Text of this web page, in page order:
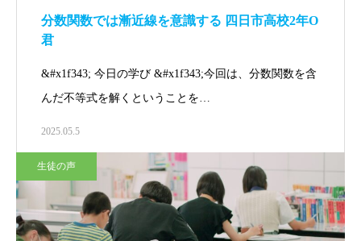
分数関数では漸近線を意識する 四日市高校2年O
君
&#x1f343; 今日の学び &#x1f343;今回は、分数関数を含
んだ不等式を解くということを…
2025.05.5
生徒の声